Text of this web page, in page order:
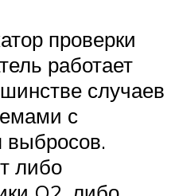
проверки
работает
случаев
с
выбросов.
либо